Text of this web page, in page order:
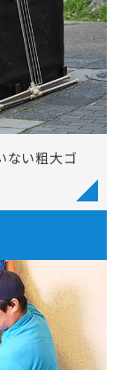
ない粗大ゴ